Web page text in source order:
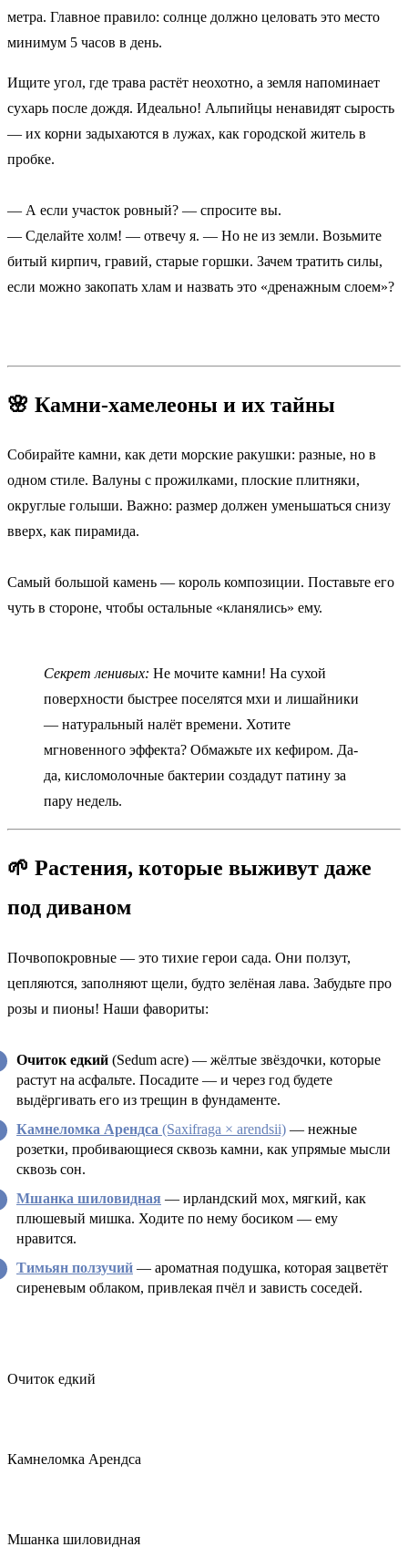
метра. Главное правило: солнце должно целовать это место
минимум 5 часов в день.
Ищите угол, где трава растёт неохотно, а земля напоминает
сухарь после дождя. Идеально! Альпийцы ненавидят сырость
— их корни задыхаются в лужах, как городской житель в
пробке.
— А если участок ровный? — спросите вы.
— Сделайте холм! — отвечу я. — Но не из земли. Возьмите
битый кирпич, гравий, старые горшки. Зачем тратить силы,
если можно закопать хлам и назвать это «дренажным слоем»?
🌸 Камни-хамелеоны и их тайны
Собирайте камни, как дети морские ракушки: разные, но в
одном стиле. Валуны с прожилками, плоские плитняки,
округлые голыши. Важно: размер должен уменьшаться снизу
вверх, как пирамида.
Самый большой камень — король композиции. Поставьте его
чуть в стороне, чтобы остальные «кланялись» ему.
Секрет ленивых: Не мочите камни! На сухой
поверхности быстрее поселятся мхи и лишайники
— натуральный налёт времени. Хотите
мгновенного эффекта? Обмажьте их кефиром. Да-
да, кисломолочные бактерии создадут патину за
пару недель.
🌱 Растения, которые выживут даже
под диваном
Почвопокровные — это тихие герои сада. Они ползут,
цепляются, заполняют щели, будто зелёная лава. Забудьте про
розы и пионы! Наши фавориты:
Очиток едкий (Sedum acre) — жёлтые звёздочки, которые
растут на асфальте. Посадите — и через год будете
выдёргивать его из трещин в фундаменте.
Камнеломка Арендса (Saxifraga × arendsii) — нежные
розетки, пробивающиеся сквозь камни, как упрямые мысли
сквозь сон.
Мшанка шиловидная — ирландский мох, мягкий, как
плюшевый мишка. Ходите по нему босиком — ему
нравится.
Тимьян ползучий — ароматная подушка, которая зацветёт
сиреневым облаком, привлекая пчёл и зависть соседей.
Очиток едкий
Камнеломка Арендса
Мшанка шиловидная